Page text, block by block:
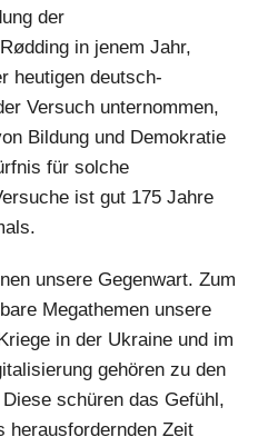
der
in jenem Jahr,
heutigen deutsch-
Versuch unternommen,
Bildung und Demokratie
für solche
ist gut 175 Jahre
unsere Gegenwart. Zum
Megathemen unsere
in der Ukraine und im
gehören zu den
schüren das Gefühl,
herausfordernden Zeit